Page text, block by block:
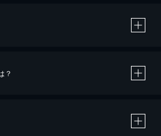
ットカード決済による作品の購入 / レンタルです。
の購入 / レンタルは、20％のポイント還元です。
？